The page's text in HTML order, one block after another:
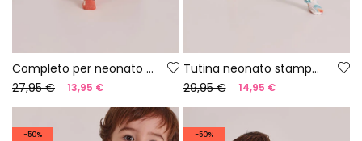
Completo per neonato in cotone arancione
27,95 €
13,95 €
Tutina neonato stampata
29,95 €
14,95 €
-50% -50%